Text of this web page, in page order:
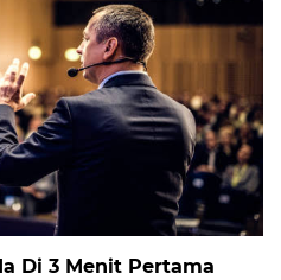
Di 3 Menit Pertama